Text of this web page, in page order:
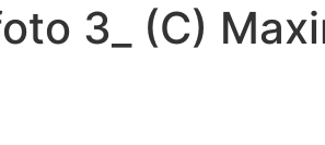
3_ (C)